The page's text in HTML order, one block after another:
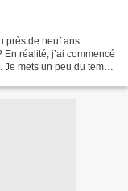
près de neuf ans
réalité, j’ai commencé
mets un peu du temps